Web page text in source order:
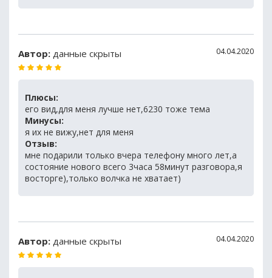
Автор: данные скрыты 04.04.2020
Плюсы:
его вид,для меня лучше нет,6230 тоже тема
Минусы:
я их не вижу,нет для меня
Отзыв:
мне подарили только вчера телефону много лет,а
состояние нового всего 3часа 58минут разговора,я
восторге),только волчка не хватает)
Автор: данные скрыты 04.04.2020